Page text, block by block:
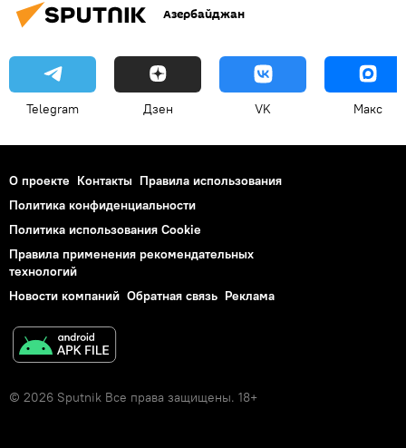
Азербайджан
Telegram Дзен VK Макс
О проекте Контакты Правила использования
Политика конфиденциальности
Политика использования Cookie
Правила применения рекомендательных
технологий
Новости компаний Обратная связь Реклама
© 2026 Sputnik Все права защищены. 18+